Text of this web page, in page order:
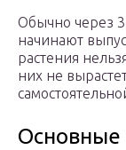
Обычно через
начинают
растения
них не
Основные